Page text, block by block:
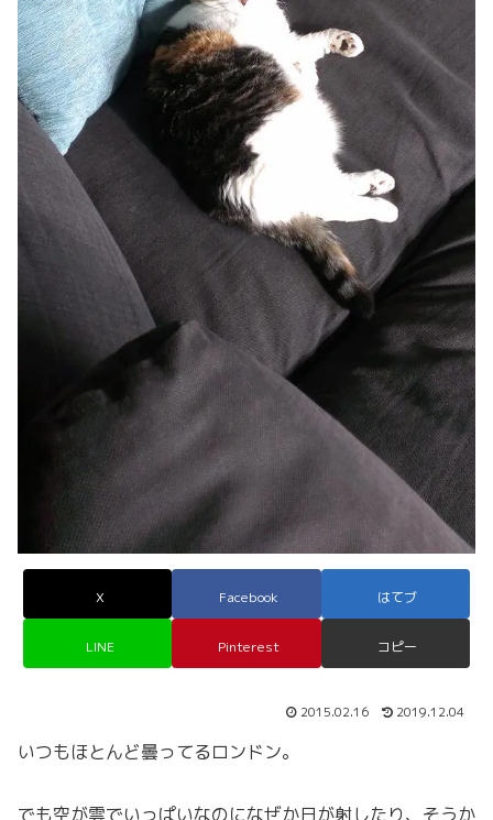
X Facebook はてブ
LINE Pinterest コピー
2015.02.16 2019.12.04
いつもほとんど曇ってるロンドン。
でも空が雲でいっぱいなのになぜか日が射したり、そうか